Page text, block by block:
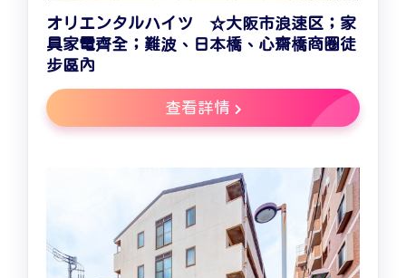
オリエンタルハイツ ☆大阪市浪速区；家
具家電齊全；難波、日本橋、心齋橋商圈徒
步區內
查看詳情